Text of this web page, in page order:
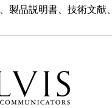
製品説明書、技術文献、